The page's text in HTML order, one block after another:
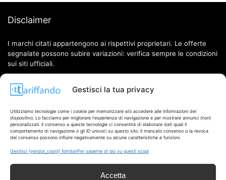
Gestisci la tua privacy
Utilizziamo tecnologie come i cookie per memorizzare e/o accedere alle informazioni del
dispositivo. Lo facciamo per migliorare l'esperienza di navigazione e per mostrare annunci (non)
personalizzati. Il consenso a queste tecnologie ci consentirà di elaborare dati quali il
comportamento di navigazione o gli ID univoci su questo sito. Il mancato consenso o la revoca
del consenso possono influire negativamente su alcune caratteristiche e funzioni.
Gestisci {vendor_count} fornitoriPer saperne di più su questi scopi
Accetta
Disclaimer
I marchi citati appartengono ai rispettivi proprietari. Le offerte
segnalate possono subire variazioni: verifica sempre le condizioni
sui siti ufficiali.
In qualità di Affiliato Amazon ed eBay, Tariffando riceve un
guadagno dagli acquisti idonei.